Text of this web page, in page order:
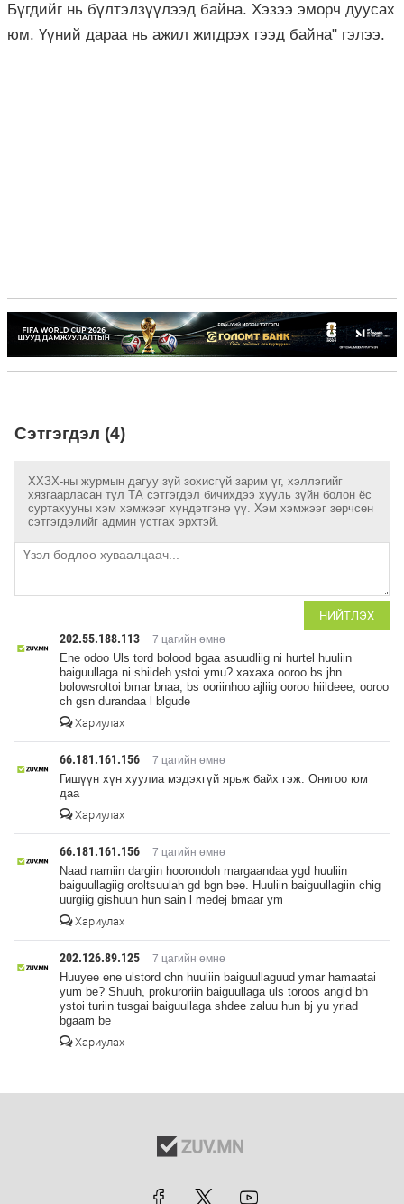
Бүгдийг нь бүлтэлзүүлээд байна. Хэзээ эморч дуусах
юм. Үүний дараа нь ажил жигдрэх гээд байна" гэлээ.
Сэтгэгдэл (4)
ХХЗХ-ны журмын дагуу зүй зохисгүй зарим үг, хэллэгийг
хязгаарласан тул ТА сэтгэгдэл бичихдээ хууль зүйн болон ёс
суртахууны хэм хэмжээг хүндэтгэнэ үү. Хэм хэмжээг зөрчсөн
сэтгэгдэлийг админ устгах эрхтэй.
НИЙТЛЭХ
202.55.188.113 7 цагийн өмнө
Ene odoo Uls tord bolood bgaa asuudliig ni hurtel huuliin
baiguullaga ni shiideh ystoi ymu? xaxaxa ooroo bs jhn
bolowsroltoi bmar bnaa, bs ooriinhoo ajliig ooroo hiildeee, ooroo
ch gsn durandaa l blgude
Хариулах
66.181.161.156 7 цагийн өмнө
Гишүүн хүн хуулиа мэдэхгүй ярьж байх гэж. Онигоо юм
даа
Хариулах
66.181.161.156 7 цагийн өмнө
Naad namiin dargiin hoorondoh margaandaa ygd huuliin
baiguullagiig oroltsuulah gd bgn bee. Huuliin baiguullagiin chig
uurgiig gishuun hun sain l medej bmaar ym
Хариулах
202.126.89.125 7 цагийн өмнө
Huuyee ene ulstord chn huuliin baiguullaguud ymar hamaatai
yum be? Shuuh, prokuroriin baiguullaga uls toroos angid bh
ystoi turiin tusgai baiguullaga shdee zaluu hun bj yu yriad
bgaam be
Хариулах